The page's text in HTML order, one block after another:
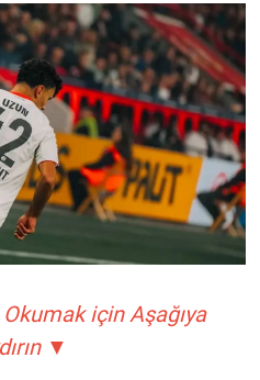
için Aşağıya
▼